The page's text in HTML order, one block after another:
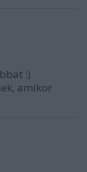
:)
amikor